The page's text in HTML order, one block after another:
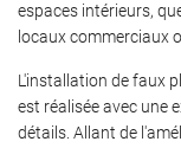
espaces intérieurs,
locaux commerciaux
L'installation de faux
est réalisée avec une
détails. Allant de